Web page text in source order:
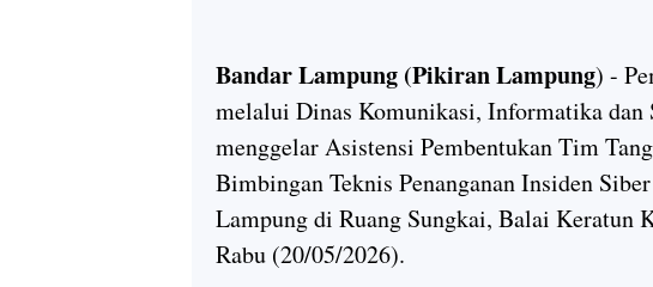
Bandar Lampung (Pikiran Lampung) -
melalui Dinas Komunikasi, Informatika
menggelar Asistensi Pembentukan Tim
Bimbingan Teknis Penanganan Insiden
Lampung di Ruang Sungkai, Balai Keratun
Rabu (20/05/2026).